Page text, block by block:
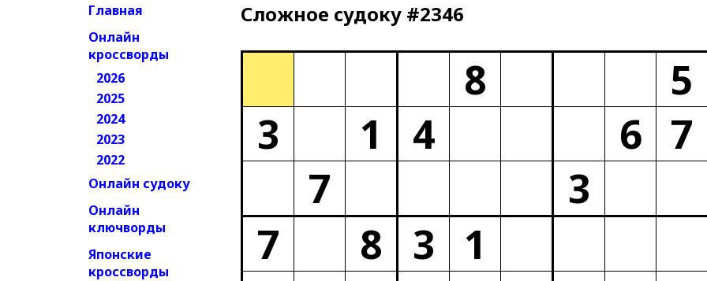
Главная
Онлайн
кроссворды
2026
2025
2024
2023
2022
Онлайн судоку
Онлайн
ключворды
Японские
кроссворды
Сложное cудоку #2346
8
5
3
1 4 6 7
7
3
7
8 3
1